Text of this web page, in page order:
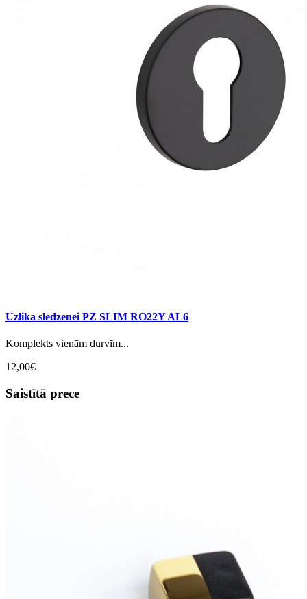
Uzlika slēdzenei PZ SLIM RO22Y AL6
Komplekts vienām durvīm...
12,00€
Saistītā prece